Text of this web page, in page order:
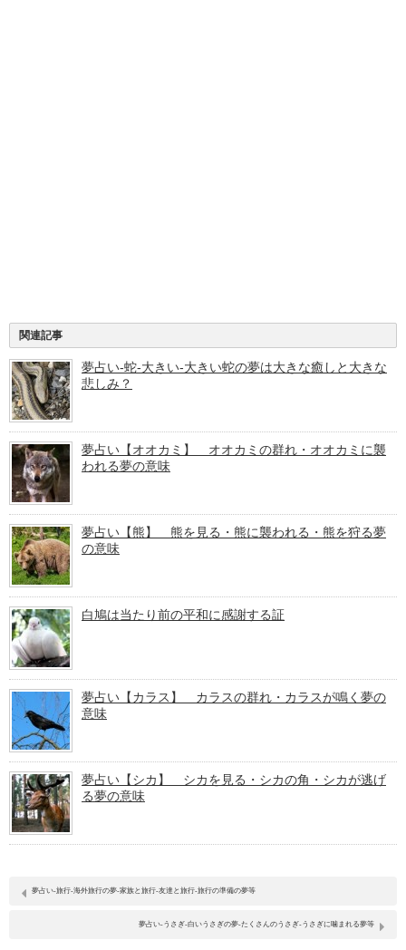
関連記事
夢占い-蛇-大きい-大きい蛇の夢は大きな癒しと大きな
悲しみ？
夢占い【オオカミ】 オオカミの群れ・オオカミに襲
われる夢の意味
夢占い【熊】 熊を見る・熊に襲われる・熊を狩る夢
の意味
白鳩は当たり前の平和に感謝する証
夢占い【カラス】 カラスの群れ・カラスが鳴く夢の
意味
夢占い【シカ】 シカを見る・シカの角・シカが逃げ
る夢の意味
夢占い-旅行-海外旅行の夢-家族と旅行-友達と旅行-旅行の準備の夢等
夢占い-うさぎ-白いうさぎの夢-たくさんのうさぎ-うさぎに噛まれる夢等